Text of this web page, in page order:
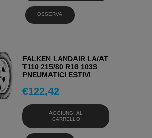
OSSERVA
FALKEN LANDAIR LA/AT
T110 215/80 R16 103S
PNEUMATICI ESTIVI
€122,42
AGGIUNGI AL
CARRELLO